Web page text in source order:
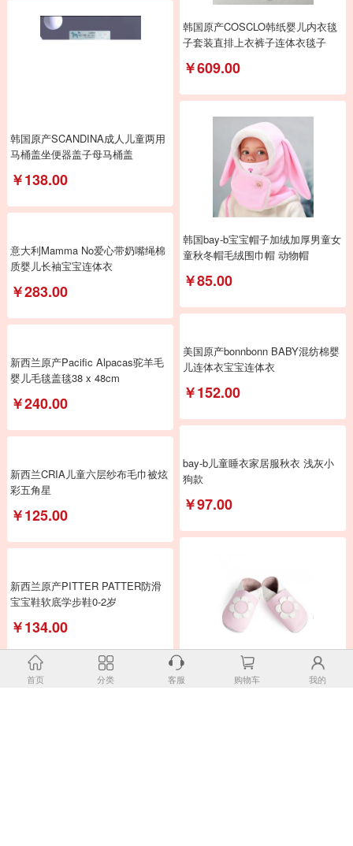
韩国原产COSCLO韩纸婴儿内衣毯
子套装直排上衣裤子连体衣毯子
￥609.00
韩国原产SCANDINA成人儿童两用
马桶盖坐便器盖子母马桶盖
￥138.00
韩国bay-b宝宝帽子加绒加厚男童女
童秋冬帽毛绒围巾帽 动物帽
￥85.00
意大利Mamma No爱心带奶嘴绳棉
质婴儿长袖宝宝连体衣
￥283.00
儿连体衣宝宝连体衣
新西兰原产Pacific Alpacas驼羊毛
婴儿毛毯盖毯38 x 48cm
￥240.00
￥97.00
彩五角星
￥125.00
新西兰原产PITTER PATTER防滑
首页 分类 客服 购物车 我的